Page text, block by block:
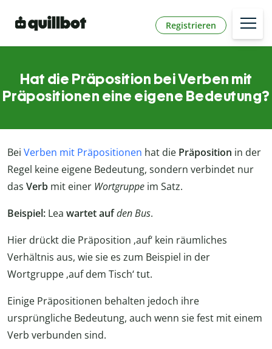
Registrieren
Hat die Präposition bei Verben mit
Präpositionen eine eigene Bedeutung?
Bei Verben mit Präpositionen hat die Präposition in der
Regel keine eigene Bedeutung, sondern verbindet nur
das Verb mit einer Wortgruppe im Satz.
Beispiel: Lea wartet aufden Bus.
Hier drückt die Präposition ‚auf‘ kein räumliches
Verhältnis aus, wie sie es zum Beispiel in der
Wortgruppe ‚auf dem Tisch‘ tut.
Einige Präpositionen behalten jedoch ihre
ursprüngliche Bedeutung, auch wenn sie fest mit einem
Verb verbunden sind.